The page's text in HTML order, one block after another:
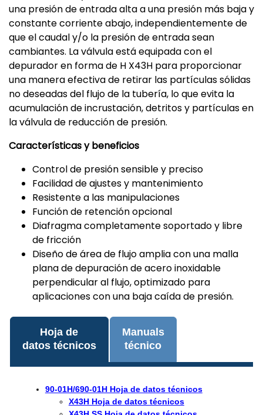
una presión de entrada alta a una presión más baja y
constante corriente abajo, independientemente de
que el caudal y/o la presión de entrada sean
cambiantes. La válvula está equipada con el
depurador en forma de H X43H para proporcionar
una manera efectiva de retirar las partículas sólidas
no deseadas del flujo de la tubería, lo que evita la
acumulación de incrustación, detritos y partículas en
la válvula de reducción de presión.
Características y beneficios
Control de presión sensible y preciso
Facilidad de ajustes y mantenimiento
Resistente a las manipulaciones
Función de retención opcional
Diafragma completamente soportado y libre
de fricción
Diseño de área de flujo amplia con una malla
plana de depuración de acero inoxidable
perpendicular al flujo, optimizado para
aplicaciones con una baja caída de presión.
Hoja de
datos técnicos
Manuals
técnico
90-01H/690-01H Hoja de datos técnicos
X43H Hoja de datos técnicos